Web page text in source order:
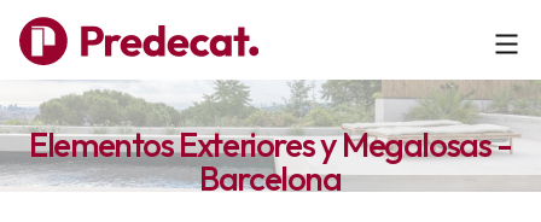
Elementos Exteriores y Megalosas -
Barcelona